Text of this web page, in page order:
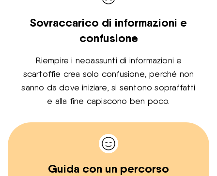
Sovraccarico di informazioni e
confusione
Riempire i neoassunti di informazioni e
scartoffie crea solo confusione, perché non
sanno da dove iniziare, si sentono sopraffatti
e alla fine capiscono ben poco.
Guida con un percorso